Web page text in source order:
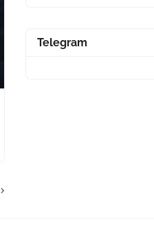
Telegram